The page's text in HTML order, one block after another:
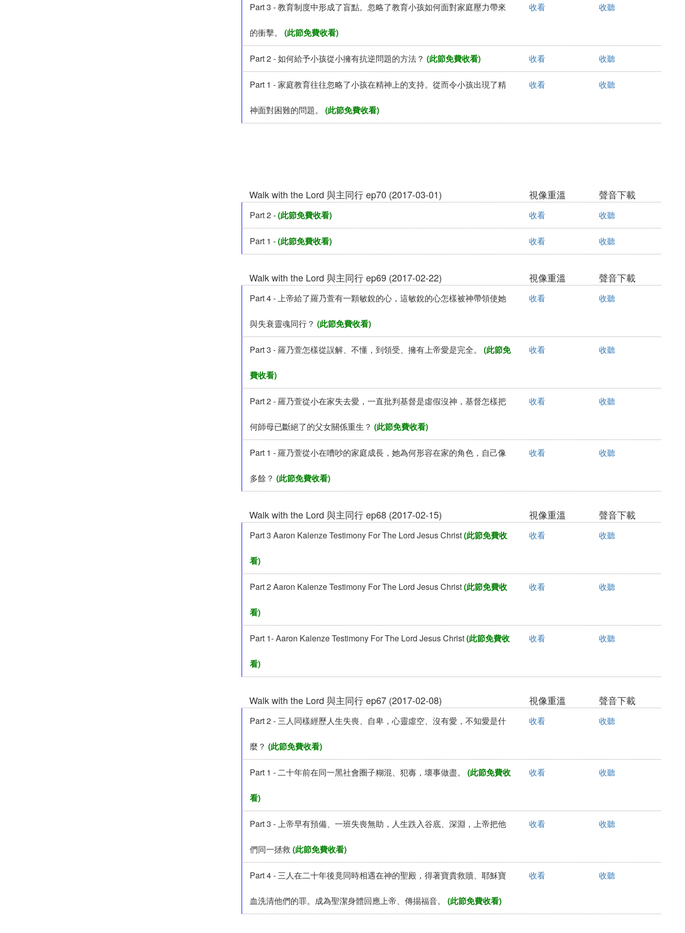
Part 3 - 教育制度中形成了盲點。忽略了教育小孩如何面對家庭壓力帶來
的衝擊。 (此節免費收看)
收看 收聽
Part 2 - 如何給予小孩從小擁有抗逆問題的方法？ (此節免費收看) 收看 收聽
Part 1 - 家庭教育往往忽略了小孩在精神上的支持。從而令小孩出現了精
神面對困難的問題。 (此節免費收看)
收看 收聽
Walk with the Lord 與主同行 ep70 (2017-03-01) 視像重溫 聲音下載
Part 2 -(此節免費收看) 收看 收聽
Part 1 -(此節免費收看) 收看 收聽
Walk with the Lord 與主同行 ep69 (2017-02-22) 視像重溫 聲音下載
Part 4 - 上帝給了羅乃萱有一顆敏銳的心，這敏銳的心怎樣被神帶領使她
與失衰靈魂同行？ (此節免費收看)
收看 收聽
Part 3 - 羅乃萱怎樣從誤解、不懂，到領受、擁有上帝愛是完全。 (此節免
費收看)
收看 收聽
Part 2 - 羅乃萱從小在家失去愛，一直批判基督是虛假沒神，基督怎樣把
何師母已斷絕了的父女關係重生？ (此節免費收看)
收看 收聽
Part 1 - 羅乃萱從小在嘈吵的家庭成長，她為何形容在家的角色，自己像
多餘？ (此節免費收看)
收看 收聽
Walk with the Lord 與主同行 ep68 (2017-02-15) 視像重溫 聲音下載
Part 3 Aaron Kalenze Testimony For The Lord Jesus Christ(此節免費收
看)
收看 收聽
Part 2 Aaron Kalenze Testimony For The Lord Jesus Christ(此節免費收
看)
收看 收聽
Part 1- Aaron Kalenze Testimony For The Lord Jesus Christ(此節免費收
看)
收看 收聽
Walk with the Lord 與主同行 ep67 (2017-02-08) 視像重溫 聲音下載
Part 2 - 三人同樣經歷人生失喪、自卑，心靈虛空、沒有愛，不知愛是什
麼？ (此節免費收看)
收看 收聽
Part 1 - 二十年前在同一黑社會圈子糊混、犯毐，壞事做盡。 (此節免費收
看)
收看 收聽
Part 3 - 上帝早有預備、一班失喪無助，人生跌入谷底、深淵，上帝把他
們同一拯救 (此節免費收看)
收看 收聽
Part 4 - 三人在二十年後竟同時相遇在神的聖殿，得著寶貴救贖、耶穌寶
血洗清他們的罪。成為聖潔身體回應上帝、傳掦福音。 (此節免費收看)
收看 收聽